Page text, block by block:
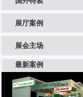
展厅案例
展会主场
最新案例